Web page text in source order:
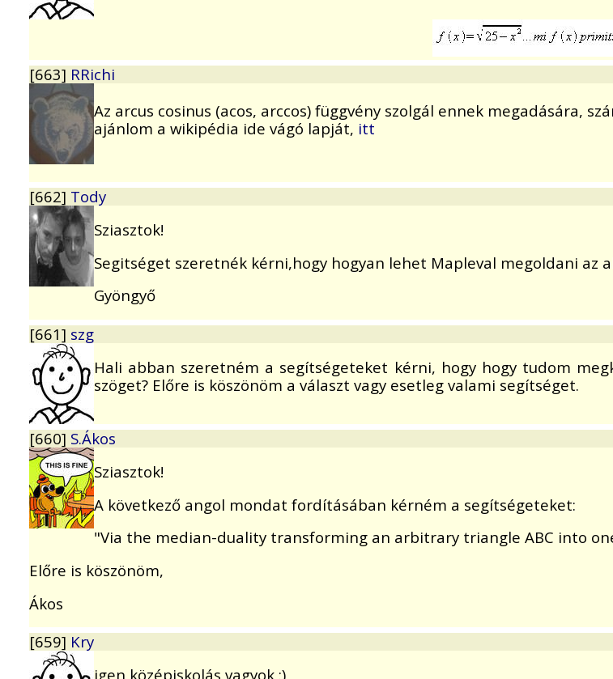
[663] RRichi
Az arcus cosinus (acos, arccos) függvény szolgál ennek megadására,
ajánlom a wikipédia ide vágó lapját, itt
[662] Tody
Sziasztok!
Segitséget szeretnék kérni,hogy hogyan lehet Mapleval megoldani az
Gyöngyő
[661] szg
Hali abban szeretném a segítségeteket kérni, hogy hogy tudom
szöget? Előre is köszönöm a választ vagy esetleg valami segítséget.
[660] S.Ákos
Sziasztok!
A következő angol mondat fordításában kérném a segítségeteket:
"Via the median-duality transforming an arbitrary triangle ABC into
Előre is köszönöm,
Ákos
[659] Kry
igen középiskolás vagyok :)